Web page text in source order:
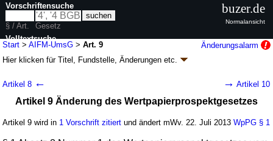
Start >AIFM-UmsG >Art. 9
Änderungsalarm
Hier klicken fürTitel, Fundstelle, Änderungen etc.
UmsG)
G. v. 04.07.2013BGBl. I S. 1981( Nr. 35); Geltung ab 22.07.2013,
51 Änderungen
| Drucksachen / Entwurf / Begründung |
Artikel 8 ← → Artikel 10
Artikel 9 Änderung des Wertpapierprospektgesetzes
Artikel 9 wird in 1 Vorschrift zitiert und ändert mWv. 22. Juli 2013WpPG § 1
Vorschriftensuche
§ / Art.
Gesetz
Volltextsuche
nur in AIFM-UmsG
buzer.de
Normalansicht